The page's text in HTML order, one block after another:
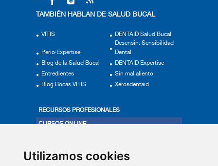
Utilizamos cookies
TAMBIÉN HABLAN DE SALUD BUCAL
VITIS DENTAID Salud Bucal
Perio·Expertise
Desensin: Sensibilidad
Dental
Blog de la Salud Bucal
DENTAID Expertise
Entredientes
Sin mal aliento
Blog Bocas VITIS
Xerosdentaid
RECURSOS PROFESIONALES
CURSOS ONLINE
PRODUCTOS VITIS